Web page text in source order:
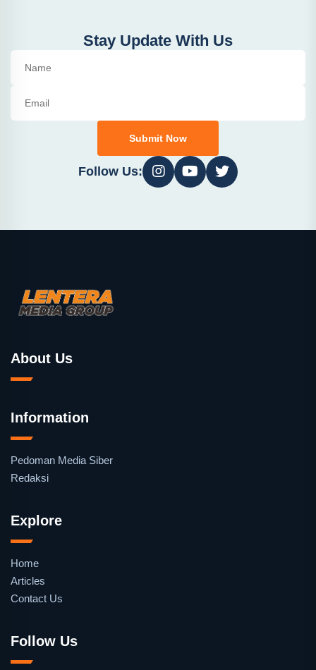
Stay Update With Us
Submit Now
Follow Us:
About Us
Information
Pedoman Media Siber
Redaksi
Explore
Home
Articles
Contact Us
Follow Us